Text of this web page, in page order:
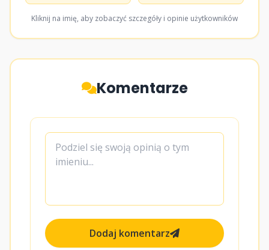
Kliknij na imię, aby zobaczyć szczegóły i opinie użytkowników
Komentarze
Dodaj komentarz